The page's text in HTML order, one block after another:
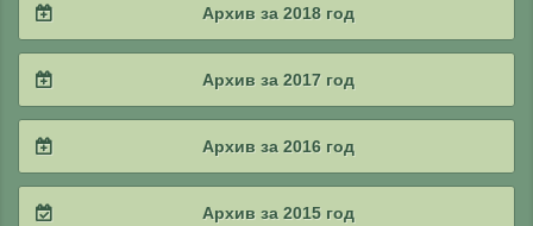
2020 / #2
2019 / #3
2019 / #2
Архив за 2018 год
2018 / #3
2018 / #2
Архив за 2017 год
2017 / #3
Архив за 2016 год
Архив за 2015 год